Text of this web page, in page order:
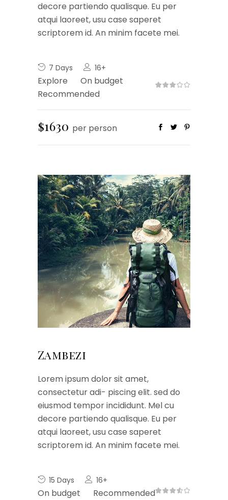
decore partiendo qualisque. Eu per
atqui laoreet, usu case saperet
scriptorem id. An minim facete mei.
7 Days 16+
Explore
On budget
Recommended
$1630 per person
Zambezi
Lorem ipsum dolor sit amet,
consectetur adi- piscing elit. sed do
eiusmod tempor incididunt. Mel cu
decore partiendo qualisque. Eu per
atqui laoreet, usu case saperet
scriptorem id. An minim facete mei.
15 Days 16+
On budget Recommended